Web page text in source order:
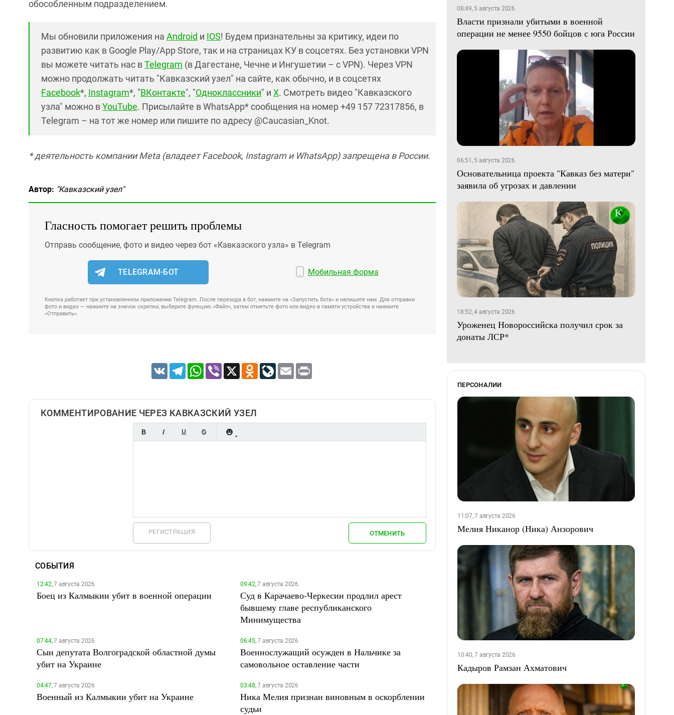
обособленным подразделением.
Мы обновили приложения на Android и IOS! Будем признательны за критику, идеи по
развитию как в Google Play/App Store, так и на страницах КУ в соцсетях. Без установки VPN
вы можете читать нас вTelegram (в Дагестане, Чечне и Ингушетии – с VPN). Через VPN
можно продолжать читать "Кавказский узел" на сайте, как обычно, и в соцсетях
Facebook*, Instagram*, "ВКонтакте", "Одноклассники" и X. Смотреть видео "Кавказского
узла" можно вYouTube. Присылайте в WhatsApp* сообщения на номер +49 157 72317856, в
Telegram – на тот же номер или пишите по адресу @Caucasian_Knot.
* деятельность компании Meta (владеет Facebook, Instagram и WhatsApp) запрещена в России.
Автор: "Кавказский узел"
Гласность помогает решить проблемы
Отправь сообщение, фото и видео через бот «Кавказского узла» в Telegram
TELEGRAM-БОТ Мобильная форма
Кнопка работает при установленном приложении Telegram. После перехода в бот, нажмите на «Запустить бота» и напишите нам. Для отправки
фото и видео — нажмите на значок скрепки, выберите функцию «Файл», затем отметьте фото или видео в памяти устройства и нажмите
«Отправить».
VK TelegramWhatsApp
Viber X Odnoklassniki
LiveJournal
Email
КОММЕНТИРОВАНИЕ ЧЕРЕЗ КАВКАЗСКИЙ УЗЕЛ
РЕГИСТРАЦИЯ ОТМЕНИТЬ
СОБЫТИЯ
12:42,7 августа 2026
Боец из Калмыкии убит в военной операции
09:42,7 августа 2026
Суд в Карачаево-Черкесии продлил арест
бывшему главе республиканского
Минимущества
07:44,7 августа 2026
Сын депутата Волгоградской областной думы
убит на Украине
06:45,7 августа 2026
Военнослужащий осужден в Нальчике за
самовольное оставление части
04:47,7 августа 2026
Военный из Калмыкии убит на Украине
03:48,7 августа 2026
Ника Мелия признан виновным в оскорблении
судьи
08:49, 5 августа 2026
Власти признали убитыми в военной
операции не менее 9550 бойцов с юга России
06:51, 5 августа 2026
Основательница проекта "Кавказ без матери"
заявила об угрозах и давлении
18:52, 4 августа 2026
Уроженец Новороссийска получил срок за
донаты ЛСР*
ПЕРСОНАЛИИ
11:07, 7 августа 2026
Мелия Никанор (Ника) Анзорович
10:40, 7 августа 2026
Кадыров Рамзан Ахматович